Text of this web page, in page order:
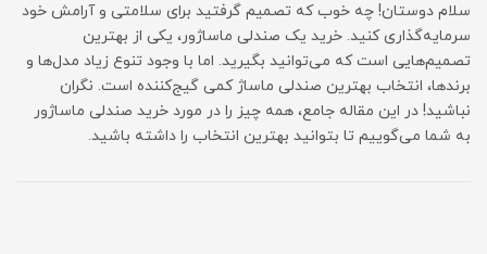
سلام دوستان! چه خوب که تصمیم گرفتید برای سلامتی و آرامش خود
سرمایه‌گذاری کنید. خرید یک صندلی ماساژور، یکی از بهترین
تصمیم‌هایی است که می‌توانید بگیرید. اما با وجود تنوع زیاد مدل‌ها و
برندها، انتخاب بهترین صندلی ماساژ کمی گیج‌کننده است. نگران
نباشید! در این مقاله جامع، همه چیز را در مورد خرید صندلی ماساژور
به شما می‌گوییم تا بتوانید بهترین انتخاب را داشته باشید.